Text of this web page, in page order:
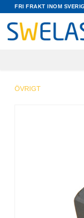
FRI FRAKT INOM
ÖVRIGT